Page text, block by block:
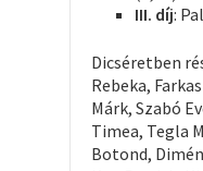
III. díj:
Dicséretben
Rebeka,
Márk, Szabó
Timea, Tegla
Botond,